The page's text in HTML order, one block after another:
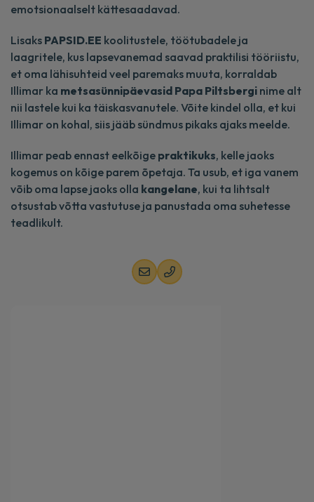
emotsionaalselt kättesaadavad.
Lisaks PAPSID.EE koolitustele, töötubadele ja
laagritele, kus lapsevanemad saavad praktilisi tööriistu,
et oma lähisuhteid veel paremaks muuta, korraldab
Illimar ka metsasünnipäevasid Papa Piltsbergi nime alt
nii lastele kui ka täiskasvanutele. Võite kindel olla, et kui
Illimar on kohal, siis jääb sündmus pikaks ajaks meelde.
Illimar peab ennast eelkõige praktikuks, kelle jaoks
kogemus on kõige parem õpetaja. Ta usub, et iga vanem
võib oma lapse jaoks olla kangelane, kui ta lihtsalt
otsustab võtta vastutuse ja panustada oma suhetesse
teadlikult.